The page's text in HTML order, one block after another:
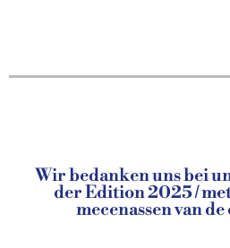
Wir bedanken uns bei
der Edition 2025 /
mecenassen van